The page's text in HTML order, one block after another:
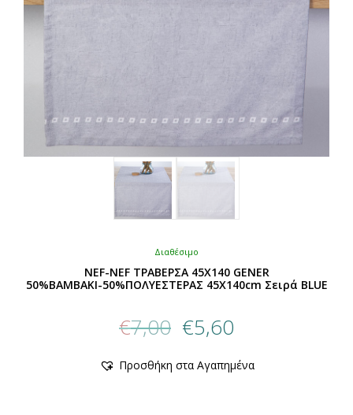
Διαθέσιμο
NEF-NEF ΤΡΑΒΕΡΣΑ 45X140 GENER
50%ΒΑΜΒΑΚΙ-50%ΠΟΛΥΕΣΤΕΡΑΣ 45X140cm Σειρά BLUE
€7,00
price
€7,00.
€5,60
είναι:
Προσθήκη στα Αγαπημένα